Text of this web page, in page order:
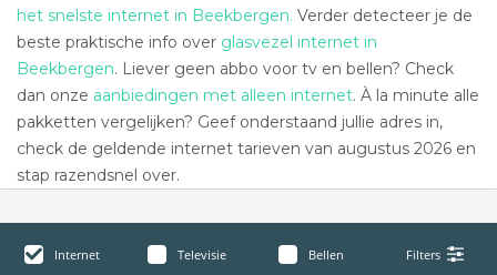
het snelste internet in Beekbergen. Verder detecteer je de
beste praktische info over glasvezel internet in
Beekbergen. Liever geen abbo voor tv en bellen? Check
dan onze aanbiedingen met alleen internet. À la minute alle
pakketten vergelijken? Geef onderstaand jullie adres in,
check de geldende internet tarieven van augustus 2026 en
stap razendsnel over.
Internet Televisie Bellen Filters